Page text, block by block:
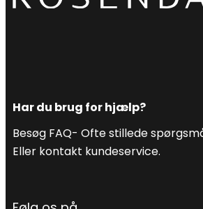
Har du brug for hjælp?
Besøg FAQ- Ofte stillede
Eller kontakt kundeservice.